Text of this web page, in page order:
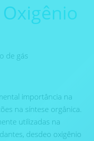
de gás
importância na
na síntese orgânica.
utilizadas na
desdeo oxigênio